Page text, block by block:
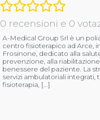
0 recensioni e 0
A-Medical Group Srl è un
centro fisioterapico ad Arce,
Frosinone, dedicato alla
prevenzione, alla
benessere del paziente. La
servizi ambulatoriali integrati,
fisioterapia, [...]